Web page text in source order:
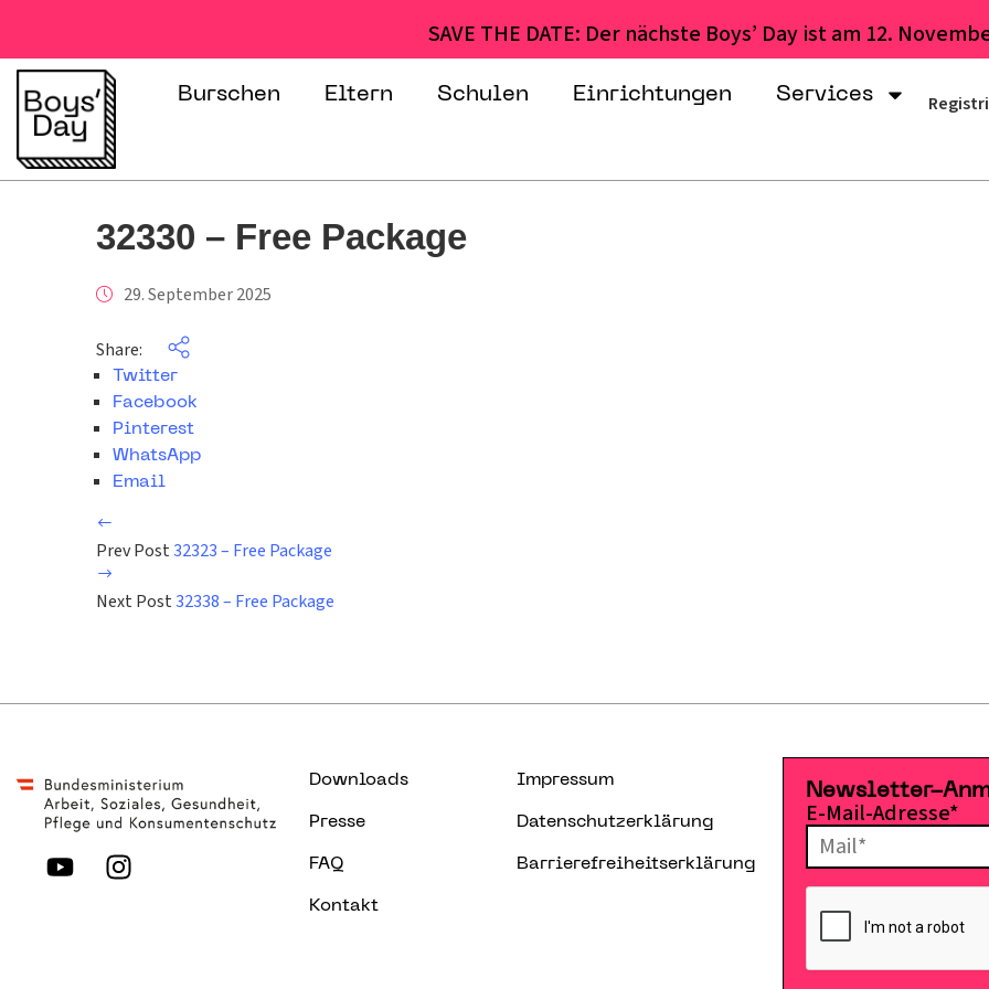
SAVE THE DATE: Der nächste Boys’ Day ist am 12.
Burschen Eltern Schulen Einrichtungen Services
32330 – Free Package
29. September 2025
Share:
Twitter
Facebook
Pinterest
WhatsApp
Email
Prev Post32323 – Free Package
Next Post32338 – Free Package
Downloads
Presse
FAQ
Kontakt
Impressum
Datenschutzerklärung
Barrierefreiheitserklärung
Newsletter-
E-Mail-Adresse*